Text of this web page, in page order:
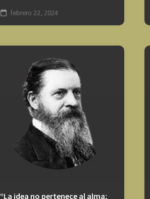
febrero 22, 2024
“La idea no pertenece al alma;